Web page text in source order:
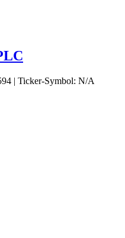
| Ticker-Symbol: N/A